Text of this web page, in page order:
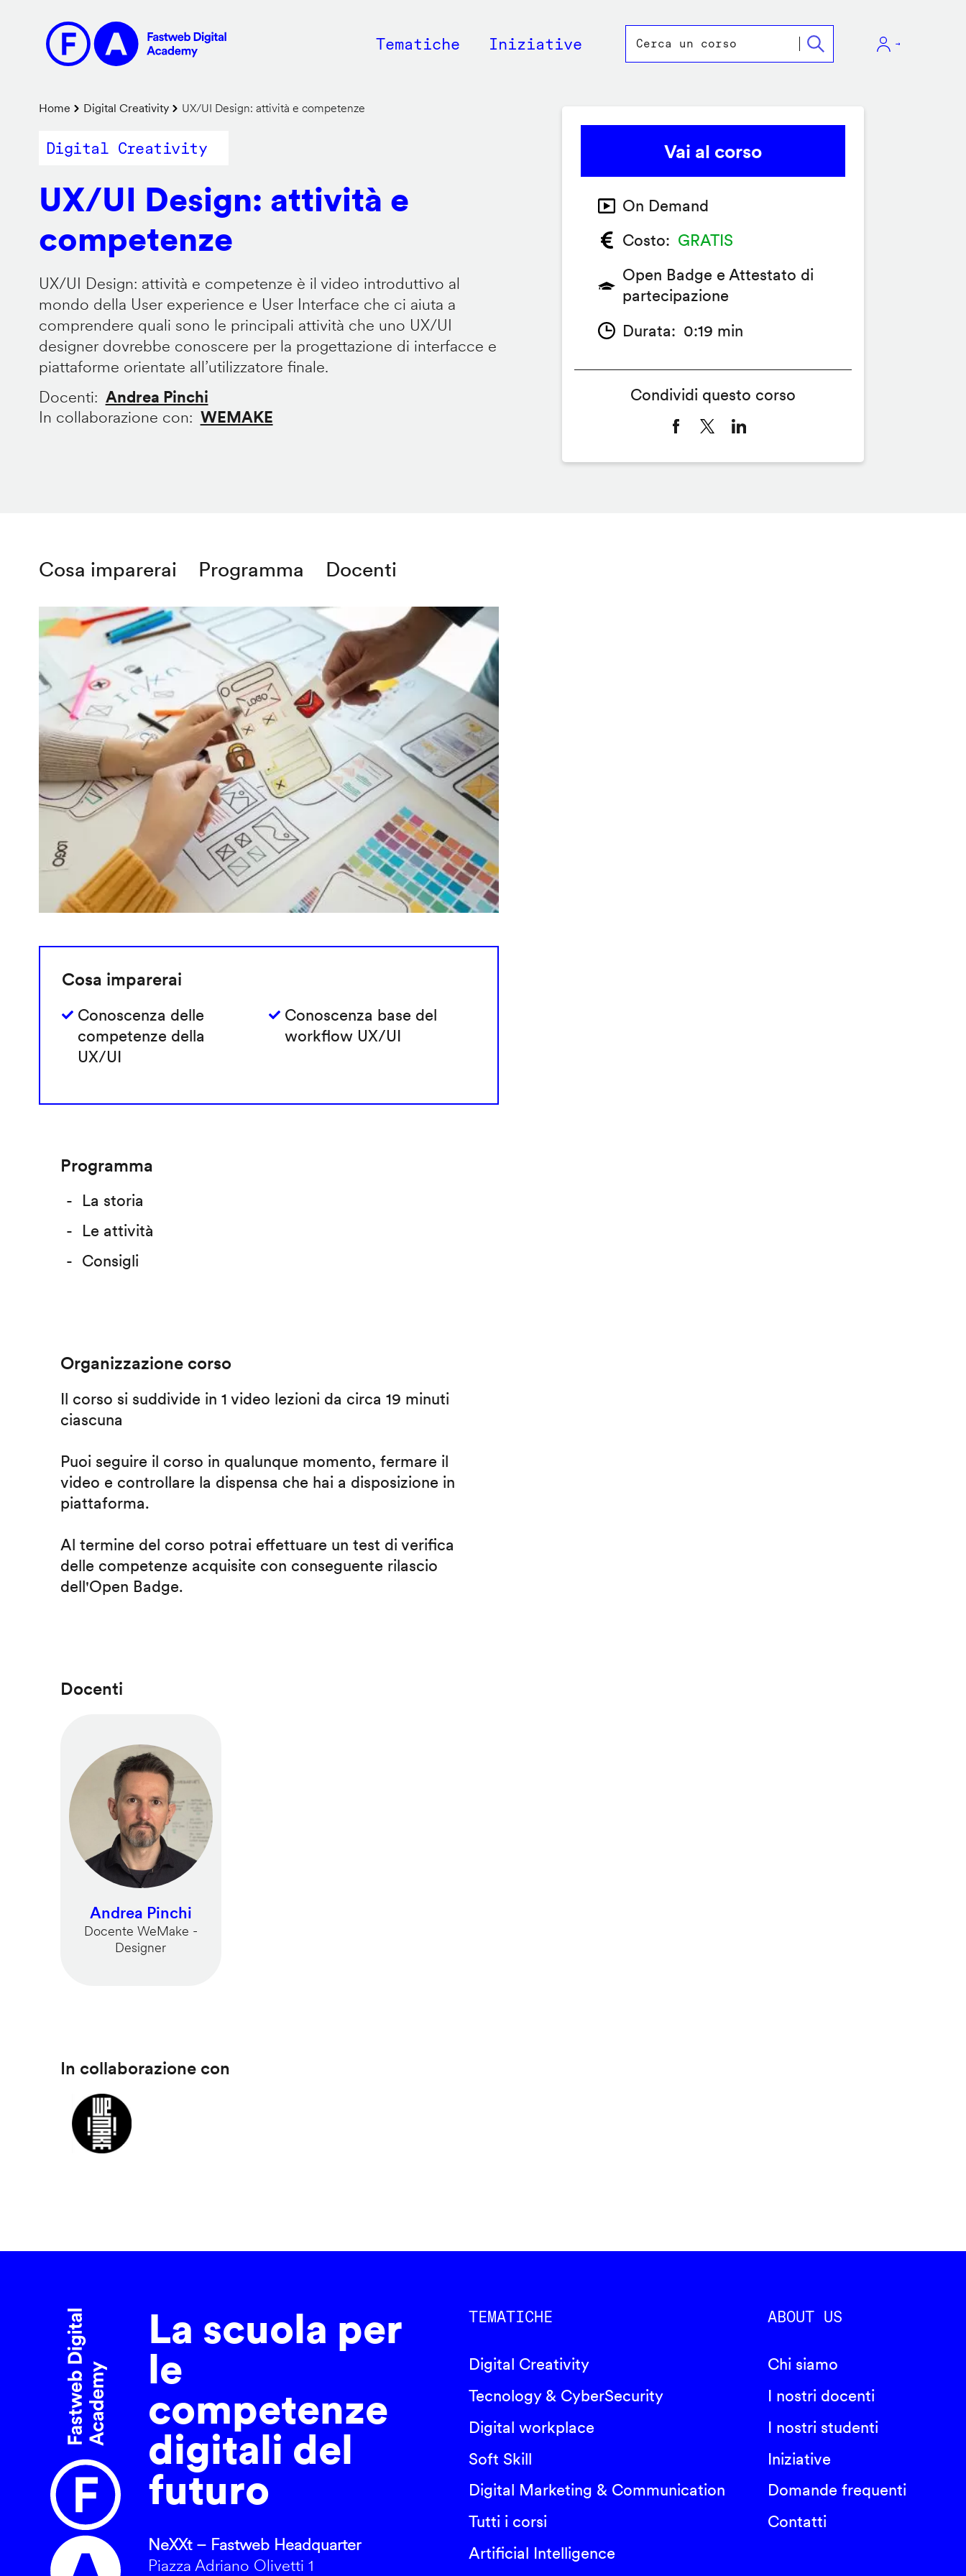
contenuto
principale
Main
Tematiche Iniziative
Briciole
di
Home Digital Creativity UX/UI Design: attività e competenze
Digital Creativity
UX/UI Design: attività e
competenze
UX/UI Design: attività e competenze è il video introduttivo al
mondo della User experience e User Interface che ci aiuta a
comprendere quali sono le principali attività che uno UX/UI
designer dovrebbe conoscere per la progettazione di interfacce e
piattaforme orientate all’utilizzatore finale.
Docenti
Andrea Pinchi
In collaborazione con
WEMAKE
Cosa imparerai Programma Docenti
Cosa imparerai
Conoscenza delle
competenze della
UX/UI
Conoscenza base del
workflow UX/UI
Programma
La storia
Le attività
Consigli
Organizzazione corso
Il corso si suddivide in 1 video lezioni da circa 19 minuti
ciascuna
Puoi seguire il corso in qualunque momento, fermare il
video e controllare la dispensa che hai a disposizione in
piattaforma.
Al termine del corso potrai effettuare un test di verifica
delle competenze acquisite con conseguente rilascio
dell'Open Badge.
Docenti
Andrea Pinchi
Docente WeMake -
Designer
In collaborazione con
Vai al corso
On Demand
Costo
GRATIS
Open Badge e Attestato di
partecipazione
Durata
0:19 min
Condividi questo corso
La scuola per
le
competenze
digitali del
futuro
NeXXt – Fastweb Headquarter
Piazza Adriano Olivetti 1
TEMATICHE
Digital Creativity
Tecnology & CyberSecurity
Digital workplace
Soft Skill
Digital Marketing & Communication
Tutti i corsi
Artificial Intelligence
ABOUT US
Chi siamo
I nostri docenti
I nostri studenti
Iniziative
Domande frequenti
Contatti